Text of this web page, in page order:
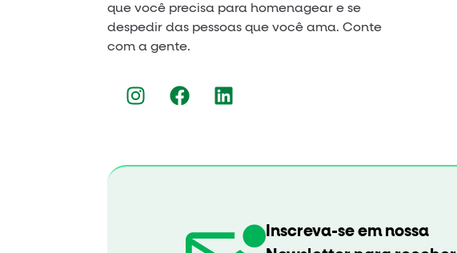
que você precisa para homenagear e se
despedir das pessoas que você ama. Conte
com a gente.
Inscreva-se em nossa